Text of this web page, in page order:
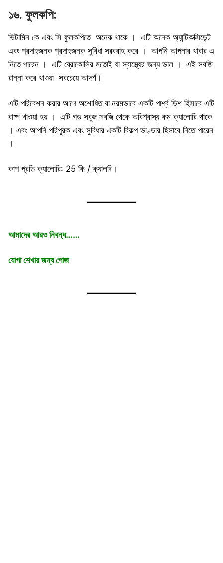
১৬. ফুলকপি:
ভিটামিন কে এবং সি ফুলকপিতে অনেক থাকে । এটি অনেক অ্যান্টিঅক্সিডেন্ট
এবং প্রদাহজনক প্রদাহজনক সুবিধা সরবরাহ করে । আপনি আপনার খাবার এ
নিতে পারেন । এটি ব্রোকোলির মতোই যা স্বাস্থ্যের জন্য ভাল । এই সবজি
রান্না করে খাওয়া সবচেয়ে আদর্শ।
এটি পরিবেশন করার আগে অশোধিত বা নরমভাবে একটি পার্শ্ব ডিশ হিসাবে এটি
বাষ্প খাওয়া হয় । এটি গড় সবুজ সবজি থেকে অবিশ্বাস্য কম ক্যালোরি থাকে
। এবং আপনি পরিপূরক এবং সুবিধার একটি বিকল্প ভাণ্ডার হিসাবে নিতে পারেন
।
কাপ প্রতি ক্যালোরি: 25 কি / ক্যালরি।
আমাদের আরও নিবন্ধ……
যোগা শেখার জন্য পোজ